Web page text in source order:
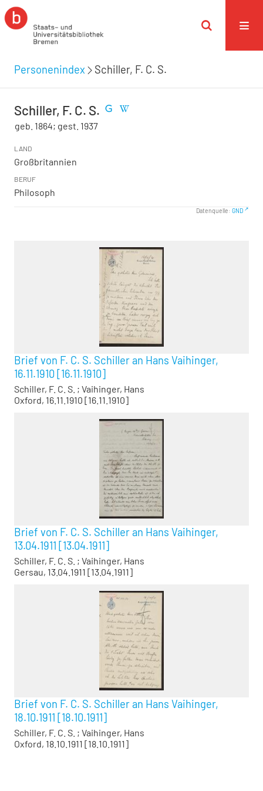
Personenindex Schiller, F. C. S.
Schiller, F. C. S.
geb. 1864; gest. 1937
LAND
Großbritannien
BERUF
Philosoph
Datenquelle: GND
Brief von F. C. S. Schiller an Hans Vaihinger,
16.11.1910 [16.11.1910]
Schiller, F. C. S. ; Vaihinger, Hans
Oxford, 16.11.1910 [16.11.1910]
Brief von F. C. S. Schiller an Hans Vaihinger,
13.04.1911 [13.04.1911]
Schiller, F. C. S. ; Vaihinger, Hans
Gersau, 13.04.1911 [13.04.1911]
Brief von F. C. S. Schiller an Hans Vaihinger,
18.10.1911 [18.10.1911]
Schiller, F. C. S. ; Vaihinger, Hans
Oxford, 18.10.1911 [18.10.1911]